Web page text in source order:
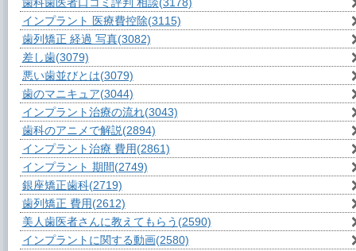
インプラント 医療費控除(3115)
歯列矯正 経過 写真(3082)
差し歯(3079)
悪い歯並びとは(3079)
歯のマニキュア(3044)
インプラント治療の流れ(3043)
歯科のアニメで解説(2894)
インプラント治療 費用(2861)
インプラント 期間(2749)
銀座矯正歯科(2719)
歯列矯正 費用(2612)
美人歯医者さんに教えてもらう (2590)
インプラントに関する動画(2580)